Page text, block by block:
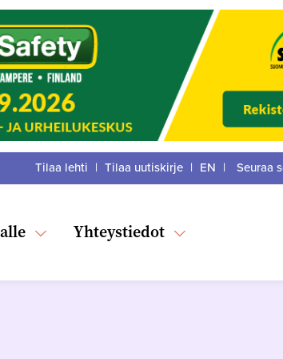
Yhteystiedot
Tilaa lehti | Tilaa uutiskirje | EN |
Seuraa
:Facebook
Twitter